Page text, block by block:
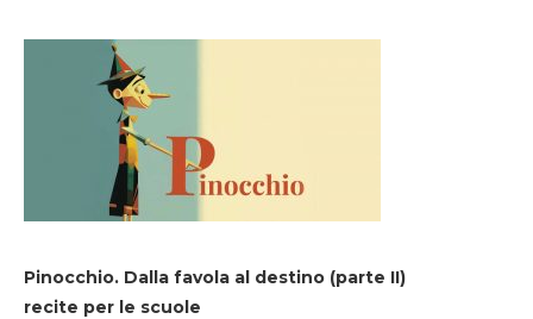
Pinocchio. Dalla favola al destino (parte II)
recite per le scuole